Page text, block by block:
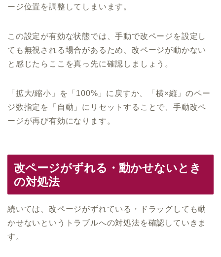
ージ位置を調整してしまいます。
この設定が有効な状態では、手動で改ページを設定し
ても無視される場合があるため、改ページが動かない
と感じたらここを真っ先に確認しましょう。
「拡大/縮小」を「100%」に戻すか、「横×縦」のペー
ジ数指定を「自動」にリセットすることで、手動改ペ
ージが再び有効になります。
改ページがずれる・動かせないとき
の対処法
続いては、改ページがずれている・ドラッグしても動
かせないというトラブルへの対処法を確認していきま
す。